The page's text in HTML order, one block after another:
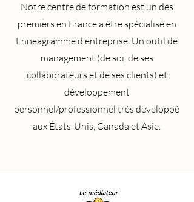
Notre centre de formation est un des
premiers en France a être spécialisé en
Enneagramme d'entreprise. Un outil de
management (de soi, de ses
collaborateurs et de ses clients) et
développement
personnel/professionnel très développé
aux États-Unis, Canada et Asie.